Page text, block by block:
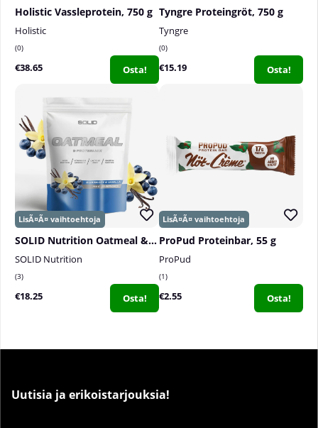
Holistic Vassleprotein, 750 g
Holistic
0
€38.65 Osta!
Tyngre Proteingröt, 750 g
Tyngre
0
€15.19 Osta!
SOLID Nutrition Oatmeal & Protein Mix, 750 g
SOLID Nutrition
3
€18.25 Osta!
ProPud Proteinbar, 55 g
ProPud
1
€2.55 Osta!
Uutisia ja erikoistarjouksia!